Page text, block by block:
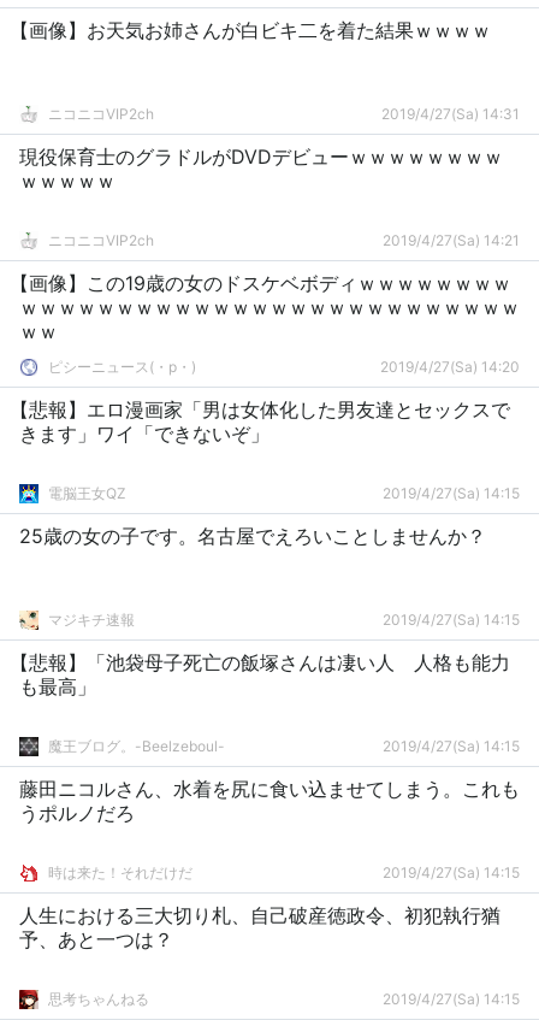
【画像】お天気お姉さんが白ビキ二を着た結果ｗｗｗｗ
ニコニコVIP2ch 2019/4/27(Sa) 14:31
現役保育士のグラドルがDVDデビューｗｗｗｗｗｗｗｗ
ｗｗｗｗｗ
ニコニコVIP2ch 2019/4/27(Sa) 14:21
【画像】この19歳の女のドスケベボディｗｗｗｗｗｗｗｗ
ｗｗｗｗｗｗｗｗｗｗｗｗｗｗｗｗｗｗｗｗｗｗｗｗｗｗ
ｗｗ
ピシーニュース(・p・)ゞ 2019/4/27(Sa) 14:20
【悲報】エロ漫画家「男は女体化した男友達とセックスで
きます」ワイ「できないぞ」
電脳王女QZ 2019/4/27(Sa) 14:15
25歳の女の子です。名古屋でえろいことしませんか？
マジキチ速報 2019/4/27(Sa) 14:15
【悲報】「池袋母子死亡の飯塚さんは凄い人 人格も能力
も最高」
魔王ブログ。-Beelzeboul- 2019/4/27(Sa) 14:15
藤田ニコルさん、水着を尻に食い込ませてしまう。これも
うポルノだろ
時は来た！それだけだ 2019/4/27(Sa) 14:15
人生における三大切り札、自己破産徳政令、初犯執行猶
予、あと一つは？
思考ちゃんねる 2019/4/27(Sa) 14:15